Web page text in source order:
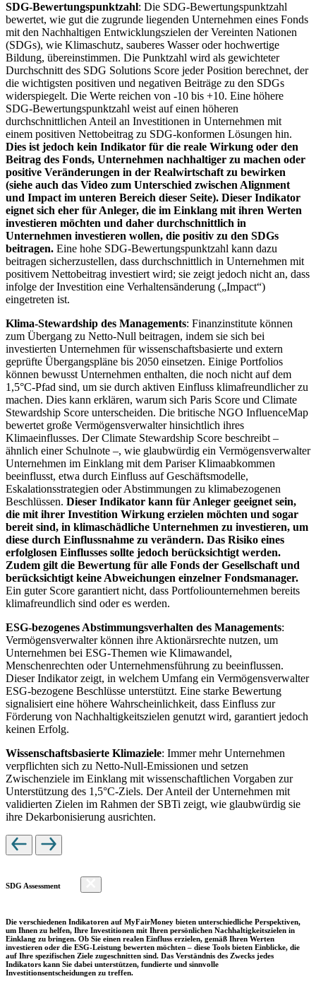
SDG-Bewertungspunktzahl: Die SDG-Bewertungspunktzahl
bewertet, wie gut die zugrunde liegenden Unternehmen eines Fonds
mit den Nachhaltigen Entwicklungszielen der Vereinten Nationen
(SDGs), wie Klimaschutz, sauberes Wasser oder hochwertige
Bildung, übereinstimmen. Die Punktzahl wird als gewichteter
Durchschnitt des SDG Solutions Score jeder Position berechnet, der
die wichtigsten positiven und negativen Beiträge zu den SDGs
widerspiegelt. Die Werte reichen von -10 bis +10. Eine höhere
SDG-Bewertungspunktzahl weist auf einen höheren
durchschnittlichen Anteil an Investitionen in Unternehmen mit
einem positiven Nettobeitrag zu SDG-konformen Lösungen hin.
Dies ist jedoch kein Indikator für die reale Wirkung oder den
Beitrag des Fonds, Unternehmen nachhaltiger zu machen oder
positive Veränderungen in der Realwirtschaft zu bewirken
(siehe auch das Video zum Unterschied zwischen Alignment
und Impact im unteren Bereich dieser Seite). Dieser Indikator
eignet sich eher für Anleger, die im Einklang mit ihren Werten
investieren möchten und daher durchschnittlich in
Unternehmen investieren wollen, die positiv zu den SDGs
beitragen. Eine hohe SDG-Bewertungspunktzahl kann dazu
beitragen sicherzustellen, dass durchschnittlich in Unternehmen mit
positivem Nettobeitrag investiert wird; sie zeigt jedoch nicht an, dass
infolge der Investition eine Verhaltensänderung („Impact“)
eingetreten ist.
Klima-Stewardship des Managements: Finanzinstitute können
zum Übergang zu Netto-Null beitragen, indem sie sich bei
investierten Unternehmen für wissenschaftsbasierte und extern
geprüfte Übergangspläne bis 2050 einsetzen. Einige Portfolios
können bewusst Unternehmen enthalten, die noch nicht auf dem
1,5°C-Pfad sind, um sie durch aktiven Einfluss klimafreundlicher zu
machen. Dies kann erklären, warum sich Paris Score und Climate
Stewardship Score unterscheiden. Die britische NGO InfluenceMap
bewertet große Vermögensverwalter hinsichtlich ihres
Klimaeinflusses. Der Climate Stewardship Score beschreibt –
ähnlich einer Schulnote –, wie glaubwürdig ein Vermögensverwalter
Unternehmen im Einklang mit dem Pariser Klimaabkommen
beeinflusst, etwa durch Einfluss auf Geschäftsmodelle,
Eskalationsstrategien oder Abstimmungen zu klimabezogenen
Beschlüssen. Dieser Indikator kann für Anleger geeignet sein,
die mit ihrer Investition Wirkung erzielen möchten und sogar
bereit sind, in klimaschädliche Unternehmen zu investieren, um
diese durch Einflussnahme zu verändern. Das Risiko eines
erfolglosen Einflusses sollte jedoch berücksichtigt werden.
Zudem gilt die Bewertung für alle Fonds der Gesellschaft und
berücksichtigt keine Abweichungen einzelner Fondsmanager.
Ein guter Score garantiert nicht, dass Portfoliounternehmen bereits
klimafreundlich sind oder es werden.
ESG-bezogenes Abstimmungsverhalten des Managements:
Vermögensverwalter können ihre Aktionärsrechte nutzen, um
Unternehmen bei ESG-Themen wie Klimawandel,
Menschenrechten oder Unternehmensführung zu beeinflussen.
Dieser Indikator zeigt, in welchem Umfang ein Vermögensverwalter
ESG-bezogene Beschlüsse unterstützt. Eine starke Bewertung
signalisiert eine höhere Wahrscheinlichkeit, dass Einfluss zur
Förderung von Nachhaltigkeitszielen genutzt wird, garantiert jedoch
keinen Erfolg.
Wissenschaftsbasierte Klimaziele: Immer mehr Unternehmen
verpflichten sich zu Netto-Null-Emissionen und setzen
Zwischenziele im Einklang mit wissenschaftlichen Vorgaben zur
Unterstützung des 1,5°C-Ziels. Der Anteil der Unternehmen mit
validierten Zielen im Rahmen der SBTi zeigt, wie glaubwürdig sie
ihre Dekarbonisierung ausrichten.
SDG Assessment
Die verschiedenen Indikatoren auf MyFairMoney bieten unterschiedliche Perspektiven,
um Ihnen zu helfen, Ihre Investitionen mit Ihren persönlichen Nachhaltigkeitszielen in
Einklang zu bringen. Ob Sie einen realen Einfluss erzielen, gemäß Ihren Werten
investieren oder die ESG-Leistung bewerten möchten – diese Tools bieten Einblicke, die
auf Ihre spezifischen Ziele zugeschnitten sind. Das Verständnis des Zwecks jedes
Indikators kann Sie dabei unterstützen, fundierte und sinnvolle
Investitionsentscheidungen zu treffen.